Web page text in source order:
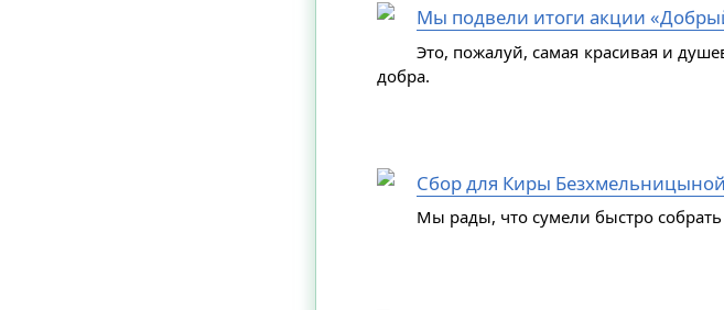
Мы подвели итоги акции
Это, пожалуй, самая красивая и
добра.
Сбор для Киры
Мы рады, что сумели быстро собрать